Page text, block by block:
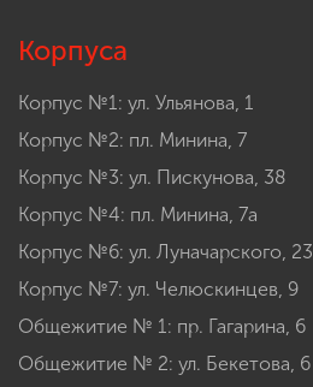
Корпуса
Корпус №1: ул. Ульянова, 1
Корпус №2: пл. Минина, 7
Корпус №3: ул. Пискунова, 38
Корпус №4: пл. Минина, 7а
Корпус №6: ул. Луначарского, 23
Корпус №7: ул. Челюскинцев, 9
Общежитие № 1: пр. Гагарина, 6
Общежитие № 2: ул. Бекетова, 6